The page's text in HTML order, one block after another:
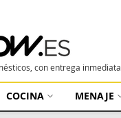
con entrega
COCINA MENAJE